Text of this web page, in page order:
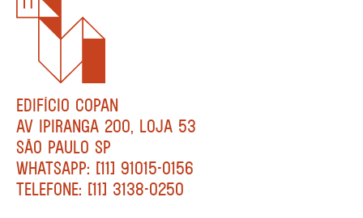
EDIFÍCIO COPAN
AV IPIRANGA 200, LOJA 53
SÃO PAULO SP
WHATSAPP: [11] 91015-0156
TELEFONE: [11] 3138-0250